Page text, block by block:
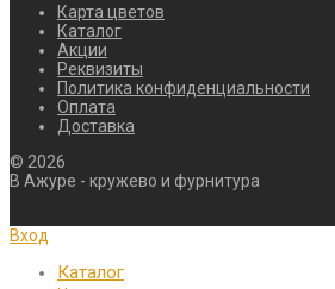
Карта цветов
Каталог
Акции
Реквизиты
Политика конфиденциальности
Оплата
Доставка
© 2026
В Ажуре - кружево и фурнитура
Вход
Каталог